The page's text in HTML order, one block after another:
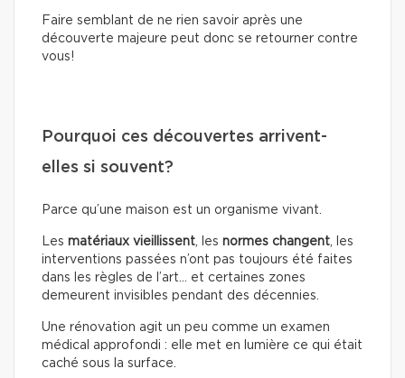
Faire semblant de ne rien savoir après une
découverte majeure peut donc se retourner contre
vous!
Pourquoi ces découvertes arrivent-
elles si souvent?
Parce qu’une maison est un organisme vivant.
Les matériaux vieillissent, les normes changent, les
interventions passées n’ont pas toujours été faites
dans les règles de l’art… et certaines zones
demeurent invisibles pendant des décennies.
Une rénovation agit un peu comme un examen
médical approfondi : elle met en lumière ce qui était
caché sous la surface.